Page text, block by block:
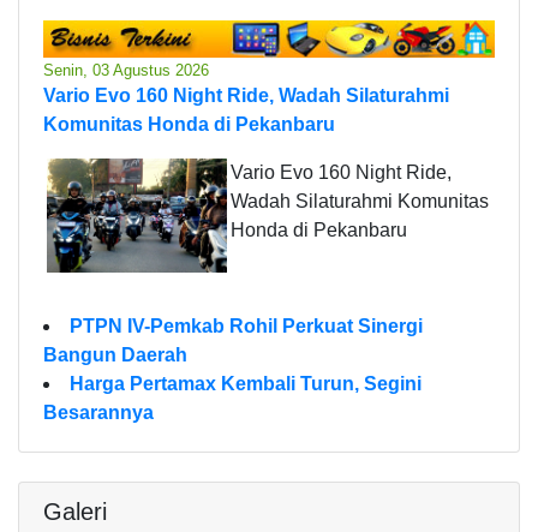
Senin, 03 Agustus 2026
Vario Evo 160 Night Ride, Wadah Silaturahmi
Komunitas Honda di Pekanbaru
Vario Evo 160 Night Ride,
Wadah Silaturahmi Komunitas
Honda di Pekanbaru
PTPN IV-Pemkab Rohil Perkuat Sinergi
Bangun Daerah
Harga Pertamax Kembali Turun, Segini
Besarannya
Galeri